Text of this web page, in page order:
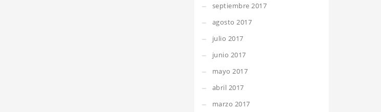
septiembre 2017
agosto 2017
julio 2017
junio 2017
mayo 2017
abril 2017
marzo 2017